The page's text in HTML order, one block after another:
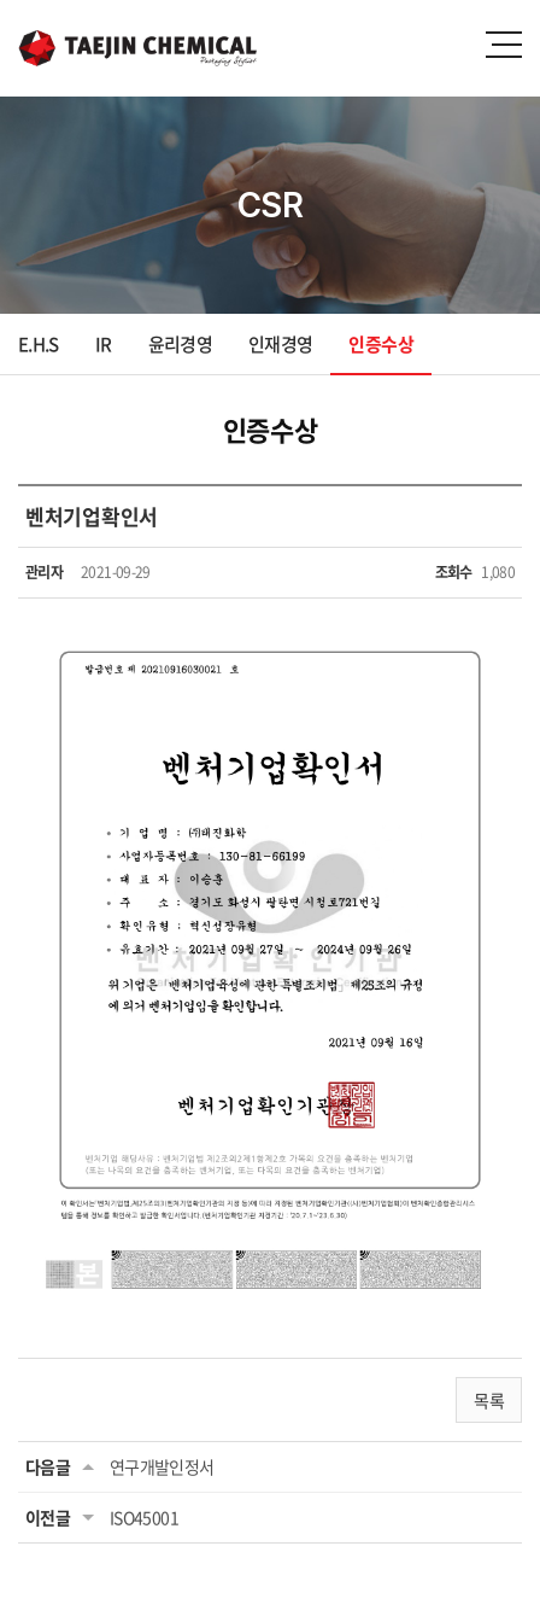
CSR
E.H.S IR 윤리경영 인재경영 인증수상
인증수상
벤처기업확인서
관리자 2021-09-29 조회수 1,080
목록
다음글 연구개발인정서
이전글 ISO45001